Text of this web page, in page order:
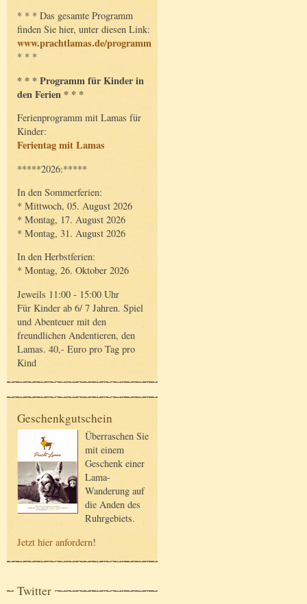
* * * Das gesamte Programm
finden Sie hier, unter diesen Link:
www.prachtlamas.de/programm
* * *
* * * Programm für Kinder in
den Ferien * * *
Ferienprogramm mit Lamas für
Kinder:
Ferientag mit Lamas
*****2026:*****
In den Sommerferien:
* Mittwoch, 05. August 2026
* Montag, 17. August 2026
* Montag, 31. August 2026
In den Herbstferien:
* Montag, 26. Oktober 2026
Jeweils 11:00 - 15:00 Uhr
Für Kinder ab 6/ 7 Jahren. Spiel
und Abenteuer mit den
freundlichen Andentieren, den
Lamas. 40,- Euro pro Tag pro
Kind
Geschenkgutschein
Überraschen Sie
mit einem
Geschenk einer
Lama-
Wanderung auf
die Anden des
Ruhrgebiets.
Jetzt hier anfordern!
Twitter